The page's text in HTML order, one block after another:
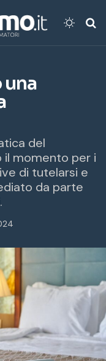
del
il momento per i
di tutelarsi e
da parte